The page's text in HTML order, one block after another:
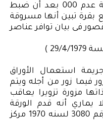
رئيس وحدة مباحث المحمودية عدم 000 بعد أن ضبط
بقرة تبين أنها مسروقة
فى بيان توافر عناصر
استعمال الأوراق
فيما زور من أجله ويتم
مزورة تزويرا يعاقب
يماري أنه قدم الورقة
المزورة فى تحقيقات الجنحة رقم 3080 لسنه 1970 مركز